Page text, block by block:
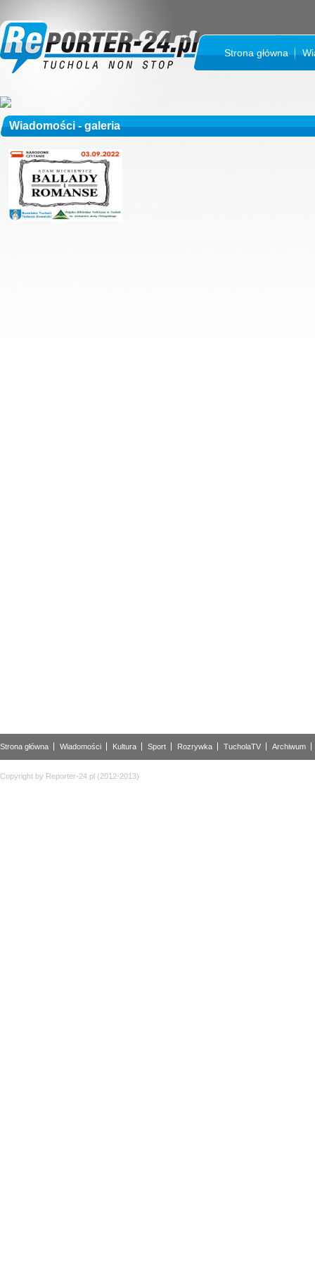
Strona główna
Wiadomości - galeria
Strona główna Wiadomości Kultura Sport Rozrywka TucholaTV Archiwum
Copyright by Reporter-24.pl (2012-2013)